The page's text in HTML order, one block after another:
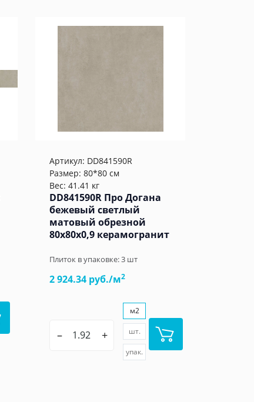
Артикул: DD841590R
Размер: 80*80 см
Вес: 41.41 кг
DD841590R Про Догана
бежевый светлый
матовый обрезной
80x80x0,9 керамогранит
Плиток в упаковке:3 шт
2 924.34 руб./м2
– +
м2
шт.
упак.